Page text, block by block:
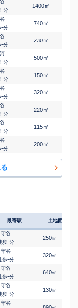
-分
1400㎡
-分
740㎡
-分
230㎡
-分
500㎡
-分
150㎡
-分
320㎡
-分
220㎡
-分
115㎡
-分
200㎡
最寄駅 土地面積
守谷
歩-分
250㎡
守谷
歩-分
320㎡
守谷
歩-分
640㎡
守谷
歩-分
130㎡
守谷